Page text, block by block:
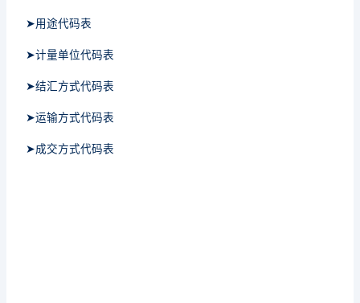
➤用途代码表
➤计量单位代码表
➤结汇方式代码表
➤运输方式代码表
➤成交方式代码表